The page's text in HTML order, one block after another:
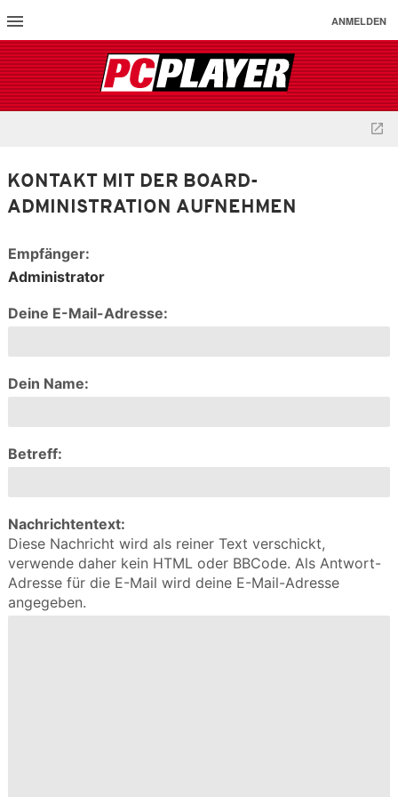
ANMELDEN
KONTAKT MIT DER BOARD-
ADMINISTRATION AUFNEHMEN
Empfänger:
Administrator
Deine E-Mail-Adresse:
Dein Name:
Betreff:
Nachrichtentext:
Diese Nachricht wird als reiner Text verschickt,
verwende daher kein HTML oder BBCode. Als Antwort-
Adresse für die E-Mail wird deine E-Mail-Adresse
angegeben.